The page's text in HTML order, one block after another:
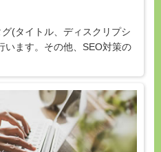
(タイトル、ディスクリプシ
います。その他、SEO対策の